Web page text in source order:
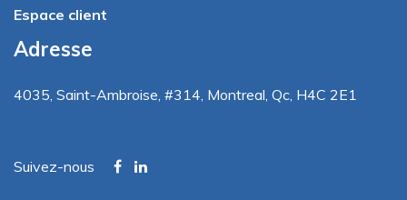
Espace client
Adresse
4035, Saint-Ambroise, #314, Montreal, Qc, H4C 2E1
Suivez-nous